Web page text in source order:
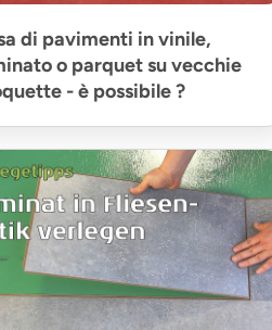
di pavimenti in vinile,
o parquet su vecchie
- è possibile ?